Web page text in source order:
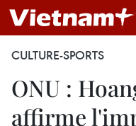
CULTURE-SPORTS
ONU :
affirme